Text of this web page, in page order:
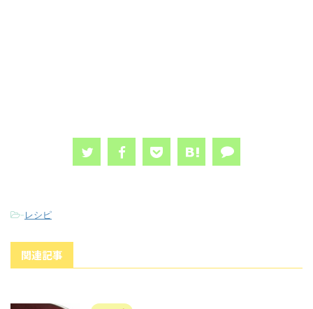
-レシピ
関連記事